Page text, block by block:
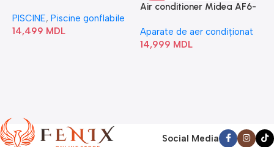
Bubble” 28446
PISCINE, Piscine gonflabile
14,499 MDL
Air conditioner Midea AF6-
Aparate de aer condiționat
14,999 MDL
Social Media